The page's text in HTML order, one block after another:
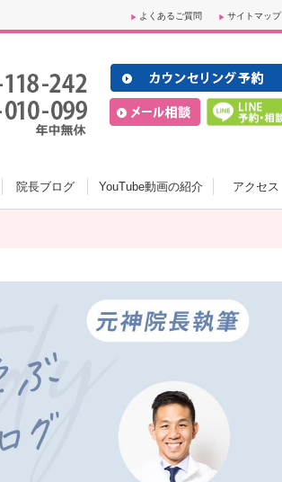
よくあるご質問 サイトマップ
院長ブログ YouTube動画の紹介 アクセス